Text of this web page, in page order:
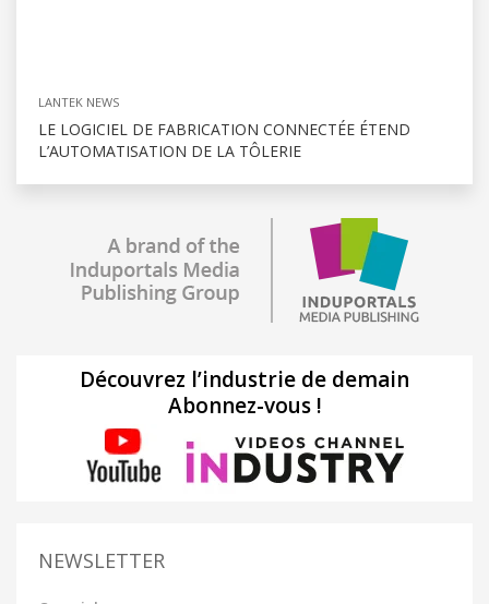
LANTEK NEWS
LE LOGICIEL DE FABRICATION CONNECTÉE ÉTEND
L’AUTOMATISATION DE LA TÔLERIE
Découvrez l’industrie de demain
Abonnez-vous !
NEWSLETTER